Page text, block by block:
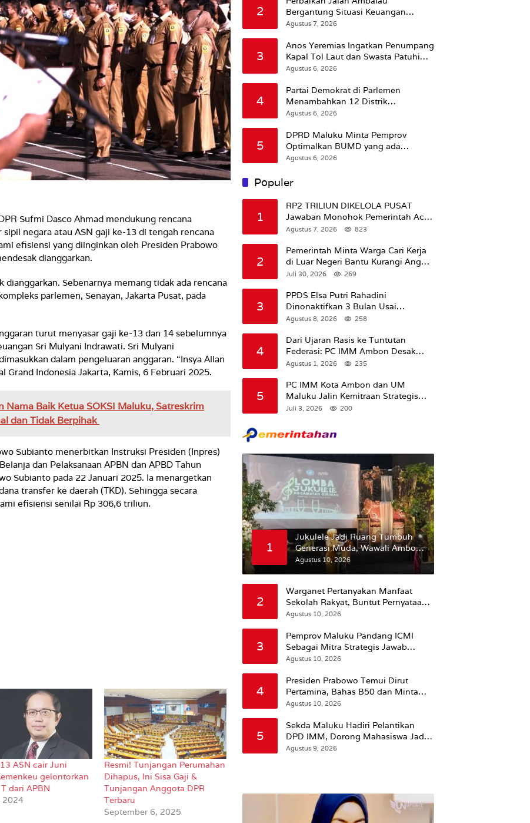
Sufmi Dasco Ahmad mendukung rencana
negara atau ASN gaji ke-13 di tengah rencana
efisiensi yang diinginkan oleh Presiden Prabowo
dianggarkan.
dianggarkan. Sebenarnya memang tidak ada rencana
parlemen, Senayan, Jakarta Pusat, pada
turut menyasar gaji ke-13 dan 14 sebelumnya
Sri Mulyani Indrawati. Sri Mulyani
dalam pengeluaran anggaran. “Insya Allan
Grand Indonesia Jakarta, Kamis, 6 Februari 2025.
Nama Baik Ketua SOKSI Maluku, Satreskrim
dan Tidak Berpihak
Subianto menerbitkan Instruksi Presiden (Inpres)
dan Pelaksanaan APBN dan APBD Tahun
Subianto pada 22 Januari 2025. Ia menargetkan
transfer ke daerah (TKD). Sehingga secara
efisiensi senilai Rp 306,6 triliun.
ASN cair Juni
gelontorkan
dari APBN
2024
Resmi! Tunjangan Perumahan
Dihapus, Ini Sisa Gaji &
Tunjangan Anggota DPR
Terbaru
September 6, 2025
2
Bergantung Situasi Keuangan
Pemprov Maluku
Agustus 7, 2026
3
Anos Yeremias Ingatkan Penumpang
Kapal Tol Laut dan Swasta Patuhi
Peringatan BMKG
Agustus 6, 2026
4
Partai Demokrat di Parlemen
Menambahkan 12 Distrik
Pendukung Trump
Agustus 6, 2026
5
DPRD Maluku Minta Pemprov
Optimalkan BUMD yang ada
Ketimbang Menambah Baru
Agustus 6, 2026
Populer
1
RP2 TRILIUN DIKELOLA PUSAT
Jawaban Monohok Pemerintah Aceh
Usai Disorot Mentan Amran Soal
Agustus 7, 2026 823
2
Pemerintah Minta Warga Cari Kerja
di Luar Negeri Bantu Kurangi Angka
Pengangguran
Juli 30, 2026 269
3
PPDS Elsa Putri Rahadini
Dinonaktifkan 3 Bulan Usai
Komentar yang Dinilai Nirempati ke
Agustus 8, 2026 258
4
Dari Ujaran Rasis ke Tuntutan
Federasi: PC IMM Ambon Desak
Klarifikasi Presiden dan Imbau
Putih Di Maluku.
Agustus 1, 2026 235
5
PC IMM Kota Ambon dan UM
Maluku Jalin Kemitraan Strategis
untuk Cetak Kader Pencerah Bangsa
Kampus”
Juli 3, 2026 200
1
Jukulele Jadi Ruang Tumbuh
Generasi Muda, Wawali Ambon:
Bukan Sekedar Mencari Juara
Agustus 10, 2026
2
Warganet Pertanyakan Manfaat
Sekolah Rakyat, Buntut Pernyataan
Prabowo Bahwa Kecerdasan Bukan
Agustus 10, 2026
3
Pemprov Maluku Pandang ICMI
Sebagai Mitra Strategis Jawab
Kebutuhan Daerah Kepulauan
Agustus 10, 2026
4
Presiden Prabowo Temui Dirut
Pertamina, Bahas B50 dan Minta
Anak Cucu Perusahaan BUMN
Agustus 10, 2026
5
Sekda Maluku Hadiri Pelantikan
DPD IMM, Dorong Mahasiswa Jadi
Agen Perubahan dan Mitra Strategis
Agustus 9, 2026